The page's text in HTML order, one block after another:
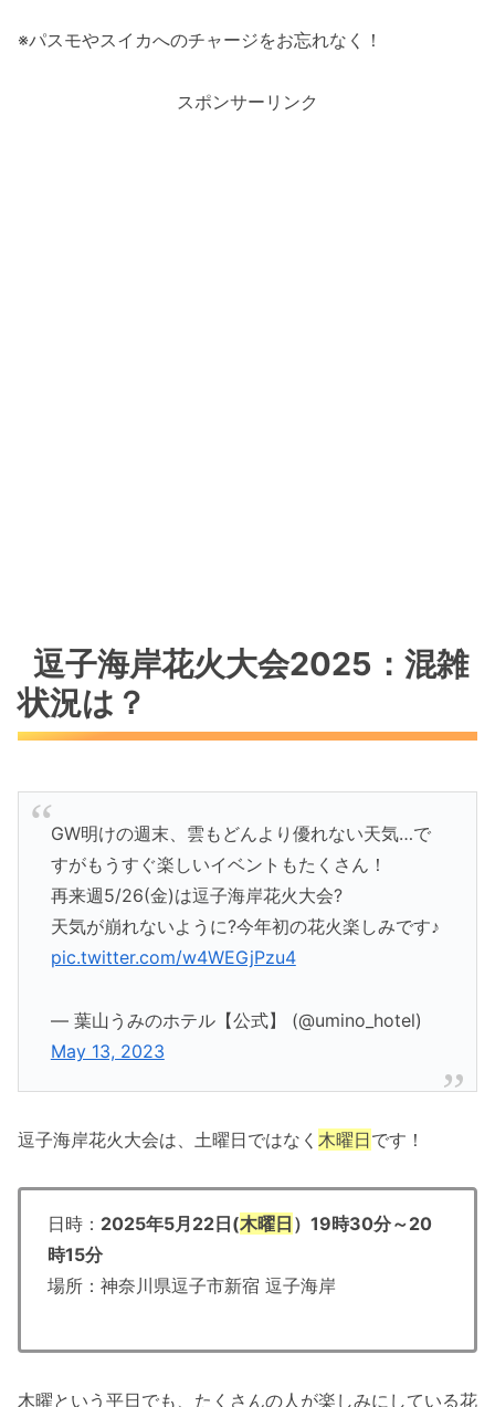
※パスモやスイカへのチャージをお忘れなく！
スポンサーリンク
逗子海岸花火大会2025：混雑
状況は？
GW明けの週末、雲もどんより優れない天気…で
すがもうすぐ楽しいイベントもたくさん！
再来週5/26(金)は逗子海岸花火大会?
天気が崩れないように?今年初の花火楽しみです♪
pic.twitter.com/w4WEGjPzu4
— 葉山うみのホテル【公式】 (@umino_hotel)
May 13, 2023
逗子海岸花火大会は、土曜日ではなく 木曜日です！
日時： 2025年5月22日(木曜日 ）19時30分～20
時15分
場所：神奈川県逗子市新宿 逗子海岸
木曜という平日でも、たくさんの人が楽しみにしている花